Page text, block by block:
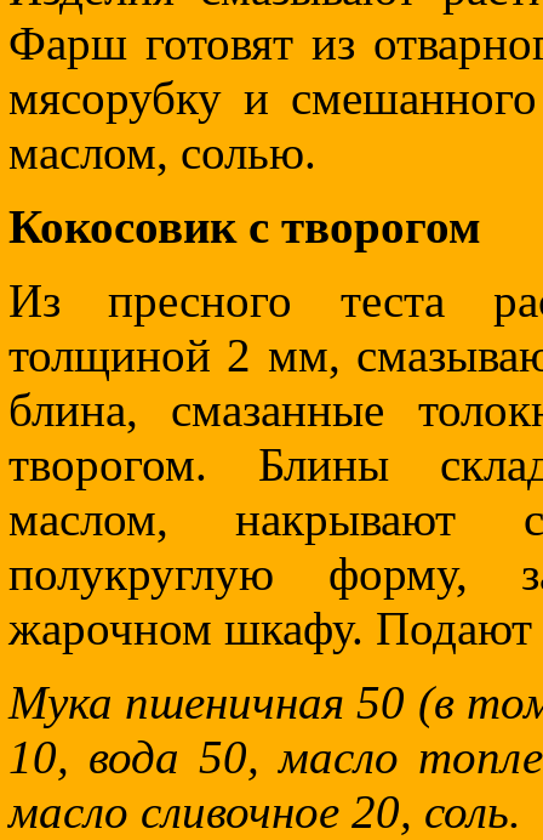
Фарш готовят из
мясорубку и
маслом, солью.
Кокосовик с творогом
Из пресного теста
толщиной 2 мм,
блина, смазанные
творогом. Блины
маслом, накрывают
полукруглую форму,
жарочном шкафу. Подают
Мука пшеничная 50 (в
10, вода 50, масло
масло сливочное 20, соль.